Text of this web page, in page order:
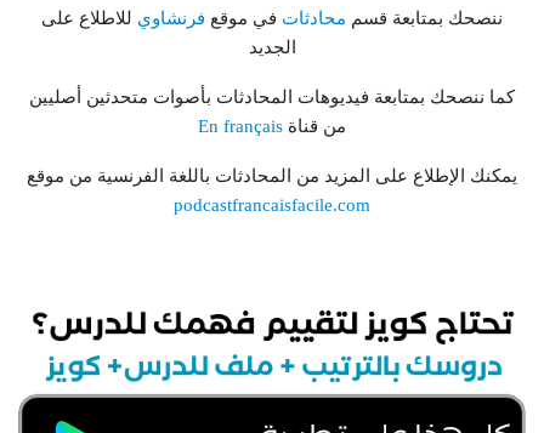
ننصحك بمتابعة قسم محادثات في موقع فرنشاوي للاطلاع على
الجديد
كما ننصحك بمتابعة فيديوهات المحادثات بأصوات متحدثين أصليين
من قناة En français
يمكنك الإطلاع على المزيد من المحادثات باللغة الفرنسية من موقع
podcastfrancaisfacile.com